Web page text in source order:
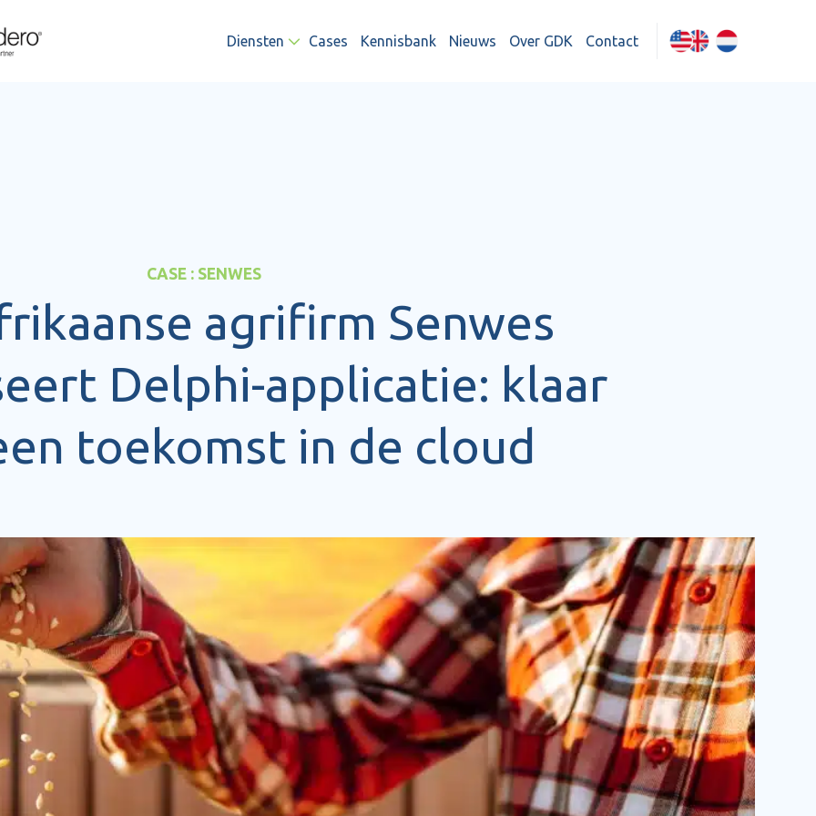
Diensten Cases Kennisbank Nieuws Over GDK Contact
CASE : SENWES
agrifirm Senwes
Delphi-applicatie: klaar
toekomst in de cloud